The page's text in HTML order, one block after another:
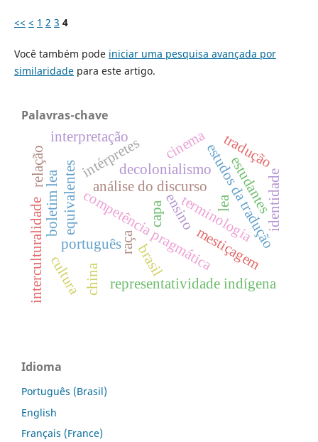
<< < 1 2 3 4
Você também pode iniciar uma pesquisa avançada por
similaridadepara este artigo.
Palavras-chave
raça
capa
competência pragmática
análise do discurso
ensino
português terminologia
equivalentes estudos da tradução
identidade
boletim lea decolonialismo
representatividade indígena
tradução
estudantes
mestiçagem
cinema
brasil
china
intérpretes
interpretação
cultura
interculturalidade
relação
lea
Idioma
Português (Brasil)
English
Français (France)